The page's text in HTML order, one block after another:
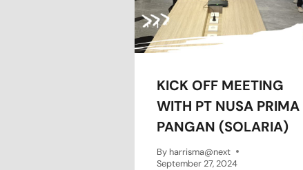
KICK OFF MEETING
WITH PT NUSA PRIMA
PANGAN (SOLARIA)
By harrisma@next
September 27, 2024